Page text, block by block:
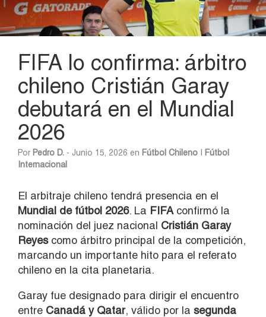
FIFA lo confirma: árbitro
chileno Cristián Garay
debutará en el Mundial
2026
Por Pedro D. - Junio 15, 2026 en Fútbol Chileno
Fútbol
Internacional
El arbitraje chileno tendrá presencia en el
Mundial de fútbol 2026. La FIFAconfirmó la
nominación del juez nacional Cristián Garay
Reyescomo árbitro principal de la competición,
marcando un importante hito para el referato
chileno en la cita planetaria.
Garay fue designado para dirigir el encuentro
entre Canadá y Qatar, válido por la segunda